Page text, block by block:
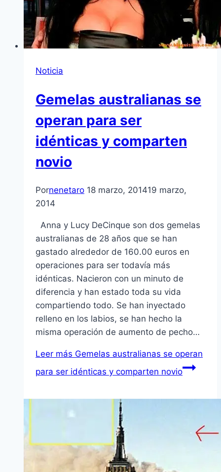
Noticia
Gemelas australianas se
operan para ser
idénticas y comparten
novio
Pornenetaro 18 marzo, 201419 marzo,
2014
Anna y Lucy DeCinque son dos gemelas
australianas de 28 años que se han
gastado alrededor de 160.00 euros en
operaciones para ser todavía más
idénticas. Nacieron con un minuto de
diferencia y han estado toda su vida
compartiendo todo. Se han inyectado
relleno en los labios, se han hecho la
misma operación de aumento de pecho…
Leer más Gemelas australianas se operan
para ser idénticas y comparten novio